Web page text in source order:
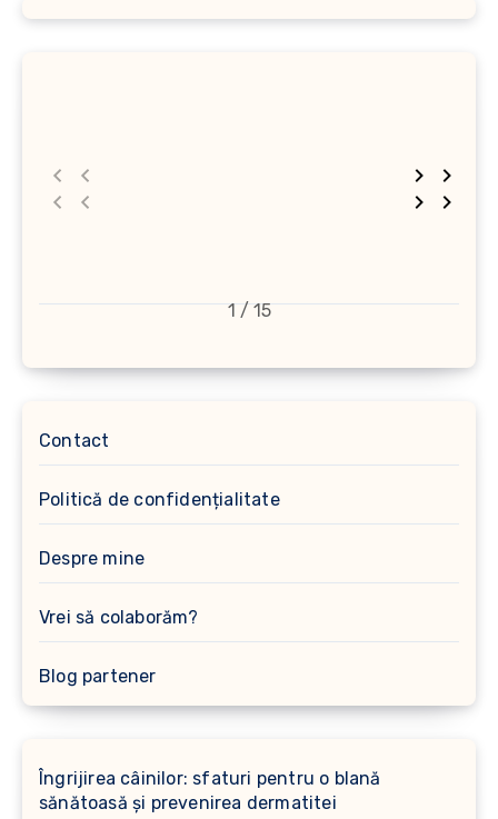
1 / 15
Contact
Politică de confidențialitate
Despre mine
Vrei să colaborăm?
Blog partener
Îngrijirea câinilor: sfaturi pentru o blană
sănătoasă și prevenirea dermatitei